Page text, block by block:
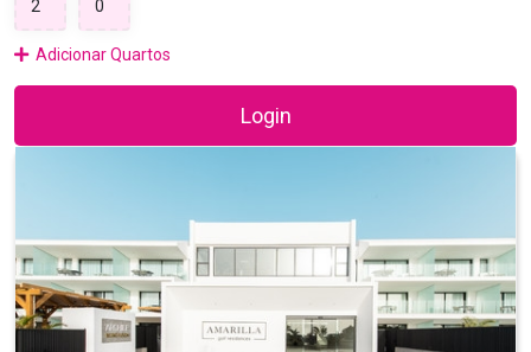
Adicionar Quartos
Login